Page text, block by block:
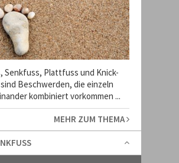
Senkfuss, Plattfuss und Knick-
Beschwerden, die einzeln
kombiniert vorkommen ...
MEHR ZUM THEMA